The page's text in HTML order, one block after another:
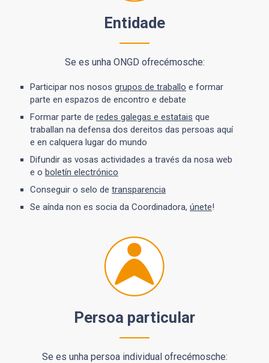
Entidade
Se es unha ONGD ofrecémosche:
Participar nos nosos grupos de traballo e formar
parte en espazos de encontro e debate
Formar parte de redes galegas e estatais que
traballan na defensa dos dereitos das persoas aquí
e en calquera lugar do mundo
Difundir as vosas actividades a través da nosa web
e o boletín electrónico
Conseguir o selo de transparencia
Se aínda non es socia da Coordinadora, únete!
Persoa particular
Se es unha persoa individual ofrecémosche: